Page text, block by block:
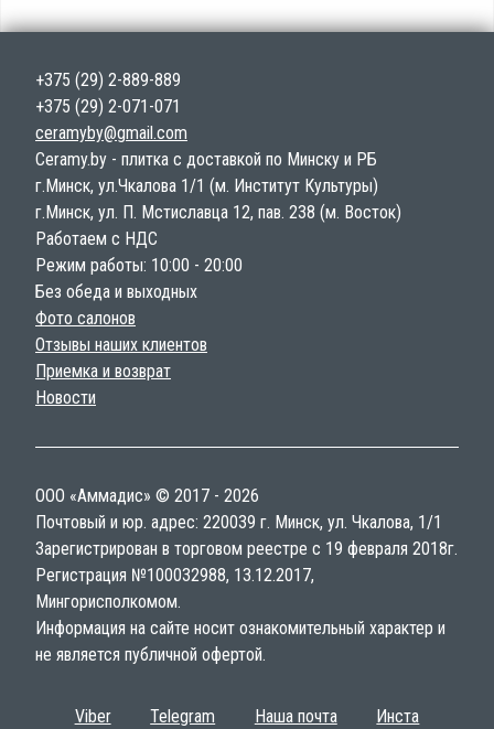
+375 (29) 2-889-889
+375 (29) 2-071-071
ceramyby@gmail.com
Ceramy.by - плитка с доставкой по Минску и РБ
г.Минск, ул.Чкалова 1/1 (м. Институт Культуры)
г.Минск, ул. П. Мстиславца 12, пав. 238 (м. Восток)
Работаем с НДС
Режим работы: 10:00 - 20:00
Без обеда и выходных
Фото салонов
Отзывы наших клиентов
Приемка и возврат
Новости
ООО «Аммадис» © 2017 - 2026
Почтовый и юр. адрес: 220039 г. Минск, ул. Чкалова, 1/1
Зарегистрирован в торговом реестре с 19 февраля 2018г.
Регистрация №100032988, 13.12.2017,
Мингорисполкомом.
Информация на сайте носит ознакомительный характер и
не является публичной офертой.
Viber Telegram Наша почта Инста